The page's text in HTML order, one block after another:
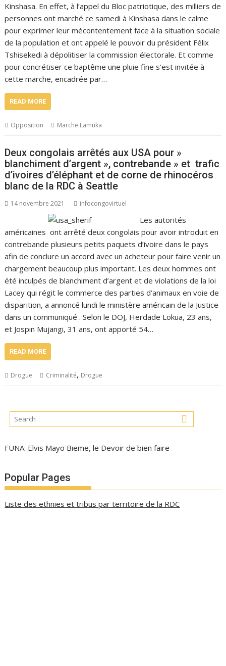
Kinshasa. En effet, à l’appel du Bloc patriotique, des milliers de
personnes ont marché ce samedi à Kinshasa dans le calme
pour exprimer leur mécontentement face à la situation sociale
de la population et ont appelé le pouvoir du président Félix
Tshisekedi à dépolitiser la commission électorale. Et comme
pour concrétiser ce baptême une pluie fine s’est invitée à
cette marche, encadrée par…
READ MORE
Opposition Marche Lamuka
Deux congolais arrêtés aux USA pour »
blanchiment d’argent », contrebande » et trafic
d’ivoires d’éléphant et de corne de rhinocéros
blanc de la RDC à Seattle
14 novembre 2021 infocongovirtuel
Les autorités
américaines ont arrêté deux congolais pour avoir introduit en
contrebande plusieurs petits paquets d’ivoire dans le pays
afin de conclure un accord avec un acheteur pour faire venir un
chargement beaucoup plus important. Les deux hommes ont
été inculpés de blanchiment d’argent et de violations de la loi
Lacey qui régit le commerce des parties d’animaux en voie de
disparition, a annoncé lundi le ministère américain de la Justice
dans un communiqué . Selon le DOJ, Herdade Lokua, 23 ans,
et Jospin Mujangi, 31 ans, ont apporté 54…
READ MORE
Drogue Criminalité, Drogue
FUNA: Elvis Mayo Bieme, le Devoir de bien faire
Popular Pages
Liste des ethnies et tribus par territoire de la RDC